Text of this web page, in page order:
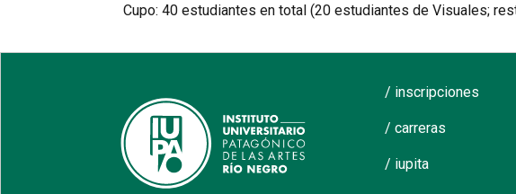
Cupo: 40 estudiantes en total (20 estudiantes de Visuales;
/ inscripciones
/ carreras
/ iupita